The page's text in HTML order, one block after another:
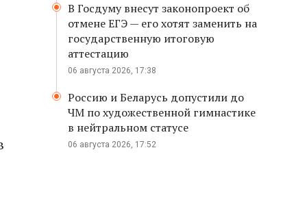
В Госдуму внесут законопроект об
отмене ЕГЭ — его хотят заменить на
государственную итоговую
аттестацию
06 августа 2026, 17:38
Россию и Беларусь допустили до
ЧМ по художественной гимнастике
в нейтральном статусе
06 августа 2026, 17:52